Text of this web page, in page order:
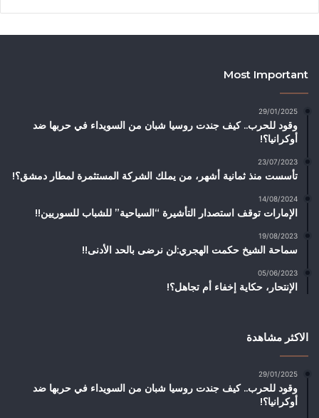
Most Important
29/01/2025
وقود للحرب.. كيف جندت روسيا شبان من السويداء في حربها ضد
أوكرانيا؟!
23/07/2023
تأسست منذ ثمانية أشهر، من يملك الشركة المستثمرة لمطار دمشق؟!
14/08/2024
الإمارات توقف استصدار التأشيرة “السياحية” للشباب للسوريين!!
19/08/2023
سماحة الشيخ حكمت الهجري:لن نرضى بالحد الأدنى!!
05/06/2023
الإنتحار، حكاية إخفاء أم تجاهل؟!
الاكثر مشاهدة
29/01/2025
وقود للحرب.. كيف جندت روسيا شبان من السويداء في حربها ضد
أوكرانيا؟!